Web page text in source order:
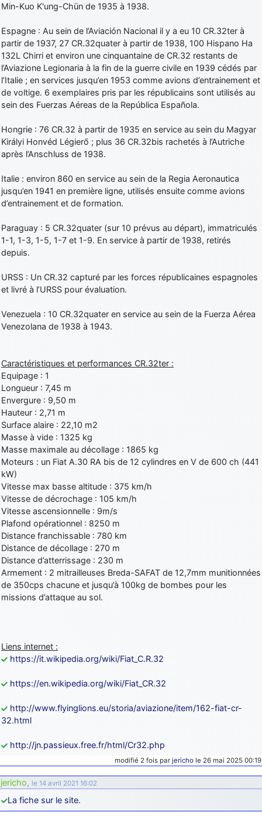
Min-Kuo K'ung-Chün de 1935 à 1938.
Espagne : Au sein de l’Aviación Nacional il y a eu 10 CR.32ter à
partir de 1937, 27 CR.32quater à partir de 1938, 100 Hispano Ha
132L Chirri et environ une cinquantaine de CR.32 restants de
l’Aviazione Legionaria à la fin de la guerre civile en 1939 cédés par
l’Italie ; en services jusqu’en 1953 comme avions d’entrainement et
de voltige. 6 exemplaires pris par les républicains sont utilisés au
sein des Fuerzas Aéreas de la República Española.
Hongrie : 76 CR.32 à partir de 1935 en service au sein du Magyar
Királyi Honvéd Légierő ; plus 36 CR.32bis rachetés à l’Autriche
après l’Anschluss de 1938.
Italie : environ 860 en service au sein de la Regia Aeronautica
jusqu’en 1941 en première ligne, utilisés ensuite comme avions
d’entrainement et de formation.
Paraguay : 5 CR.32quater (sur 10 prévus au départ), immatriculés
1-1, 1-3, 1-5, 1-7 et 1-9. En service à partir de 1938, retirés
depuis.
URSS : Un CR.32 capturé par les forces républicaines espagnoles
et livré à l’URSS pour évaluation.
Venezuela : 10 CR.32quater en service au sein de la Fuerza Aérea
Venezolana de 1938 à 1943.
Caractéristiques et performances CR.32ter :
Equipage : 1
Longueur : 7,45 m
Envergure : 9,50 m
Hauteur : 2,71 m
Surface alaire : 22,10 m2
Masse à vide : 1325 kg
Masse maximale au décollage : 1865 kg
Moteurs : un Fiat A.30 RA bis de 12 cylindres en V de 600 ch (441
kW)
Vitesse max basse altitude : 375 km/h
Vitesse de décrochage : 105 km/h
Vitesse ascensionnelle : 9m/s
Plafond opérationnel : 8250 m
Distance franchissable : 780 km
Distance de décollage : 270 m
Distance d’atterrissage : 230 m
Armement : 2 mitrailleuses Breda-SAFAT de 12,7mm munitionnées
de 350cps chacune et jusqu’à 100kg de bombes pour les
missions d’attaque au sol.
Liens internet :
https://it.wikipedia.org/wiki/Fiat_C.R.32
https://en.wikipedia.org/wiki/Fiat_CR.32
http://www.flyinglions.eu/storia/aviazione/item/162-fiat-cr-
32.html
http://jn.passieux.free.fr/html/Cr32.php
modifié 2 fois par jericho le 26 mai 2025 00:19
jericho, le 14 avril 2021 16:02
La fiche sur le site.